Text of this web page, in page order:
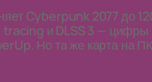
Cyberpunk 2077 до
и DLSS 3 — цифры
Но та же карта на